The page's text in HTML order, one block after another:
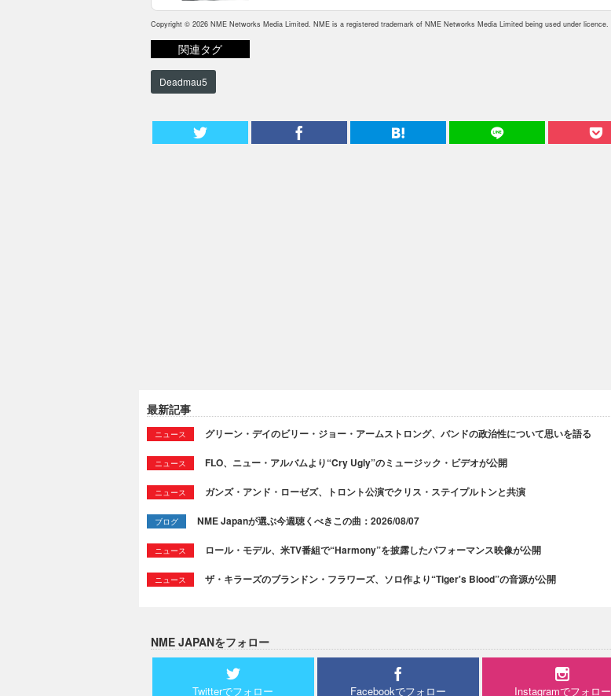
Copyright © 2026 NME Networks Media Limited. NME is a registered trademark of NME Networks Media Limited being used under licence.
関連タグ
Deadmau5
最新記事
ニュース グリーン・デイのビリー・ジョー・アームストロング、バンドの政治性について思いを語る
ニュース FLO、ニュー・アルバムより“Cry Ugly”のミュージック・ビデオが公開
ニュース ガンズ・アンド・ローゼズ、トロント公演でクリス・ステイプルトンと共演
ブログ NME Japanが選ぶ今週聴くべきこの曲：2026/08/07
ニュース ロール・モデル、米TV番組で“Harmony”を披露したパフォーマンス映像が公開
ニュース ザ・キラーズのブランドン・フラワーズ、ソロ作より“Tiger's Blood”の音源が公開
NME JAPANをフォロー
Twitterでフォロー Facebookでフォロー Instagramでフォロー